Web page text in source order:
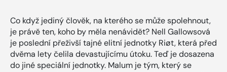
Co když jediný člověk, na kterého se může spolehnout,
je právě ten, koho by měla nenávidět? Nell Gallowsová
je poslední přeživší tajné elitní jednotky Riøt, která před
dvěma lety čelila devastujícímu útoku. Teď je dosazena
do jiné speciální jednotky. Malum je tým, který se